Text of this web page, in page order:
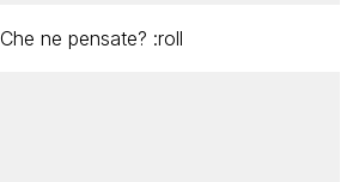
Che ne pensate? :roll